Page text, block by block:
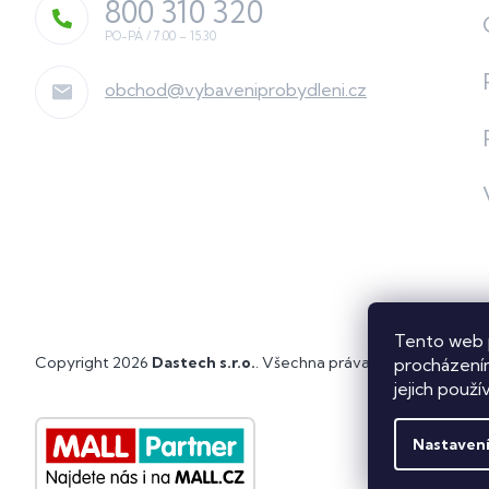
Tento web
jejich
Nastavení
obchod@vybaveniprobydleni.cz
800 310 320
Copyright 2026 Dastech s.r.o. . Všechna práva vyhrazena.